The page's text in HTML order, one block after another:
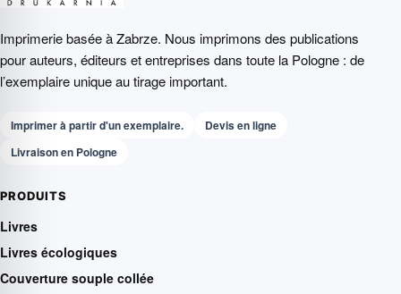
Imprimerie basée à Zabrze. Nous imprimons des publications
pour auteurs, éditeurs et entreprises dans toute la Pologne : de
l’exemplaire unique au tirage important.
Imprimer à partir d'un exemplaire.
Devis en ligne
Livraison en Pologne
PRODUITS
Livres
Livres écologiques
Couverture souple collée